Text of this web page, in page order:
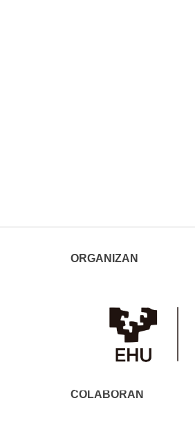
ORGANIZAN
COLABORAN